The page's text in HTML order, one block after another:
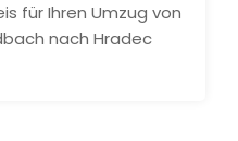
für Ihren Umzug von
nach Hradec